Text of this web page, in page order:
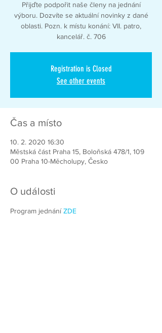
Přijďte podpořit naše členy na jednání
výboru. Dozvíte se aktuální novinky z dané
oblasti. Pozn. k místu konání: VII. patro,
kancelář. č. 706
Registration is Closed
See other events
Čas a místo
10. 2. 2020 16:30
Městská část Praha 15, Boloňská 478/1, 109
00 Praha 10-Měcholupy, Česko
O události
Program jednání ZDE